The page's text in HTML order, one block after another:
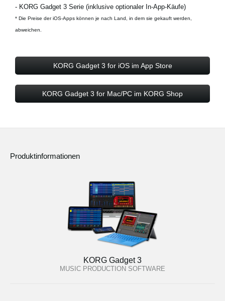
- KORG Gadget 3 Serie (inklusive optionaler In-App-Käufe)
* Die Preise der iOS-Apps können je nach Land, in dem sie gekauft werden,
abweichen.
KORG Gadget 3 for iOS im App Store
KORG Gadget 3 for Mac/PC im KORG Shop
Produktinformationen
KORG Gadget 3
MUSIC PRODUCTION SOFTWARE